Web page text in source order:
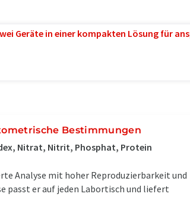
Geräte in einer kompakten Lösung für
Bestimmungen
Nitrat, Nitrit, Phosphat, Protein
Analyse mit hoher Reproduzierbarkeit und
passt er auf jeden Labortisch und liefert